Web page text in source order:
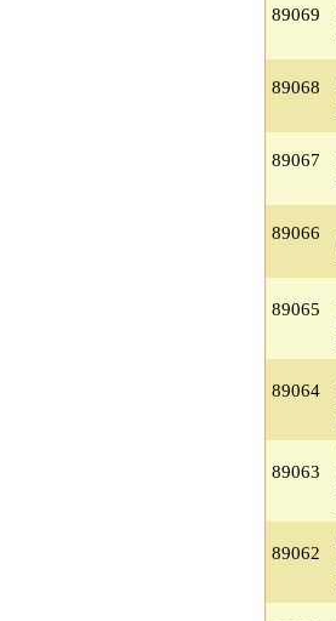
89069
89068
89067
89066
89065
89064
89063
89062